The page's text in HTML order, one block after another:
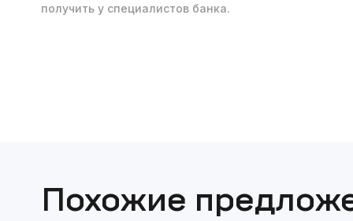
получить у специалистов банка.
Похожие